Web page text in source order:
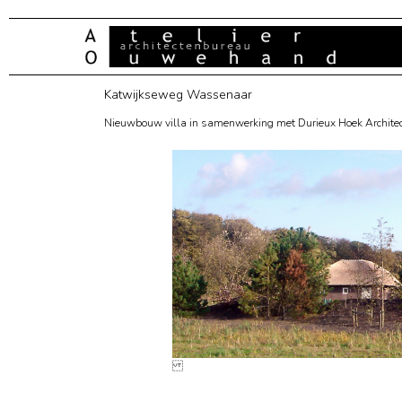
Katwijkseweg Wassenaar
Nieuwbouw villa in samenwerking met Durieux Hoek